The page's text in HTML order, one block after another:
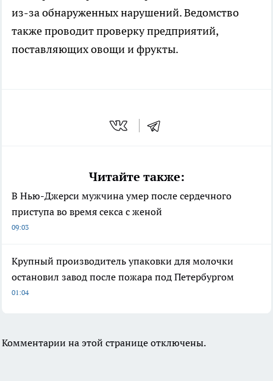
из-за обнаруженных нарушений. Ведомство
также проводит проверку предприятий,
поставляющих овощи и фрукты.
Читайте также:
В Нью-Джерси мужчина умер после сердечного
приступа во время секса с женой
09:03
Крупный производитель упаковки для молочки
остановил завод после пожара под Петербургом
01:04
Комментарии на этой странице отключены.